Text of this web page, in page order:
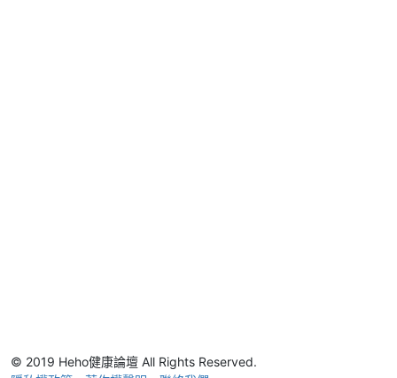
© 2019 Heho健康論壇 All Rights Reserved.